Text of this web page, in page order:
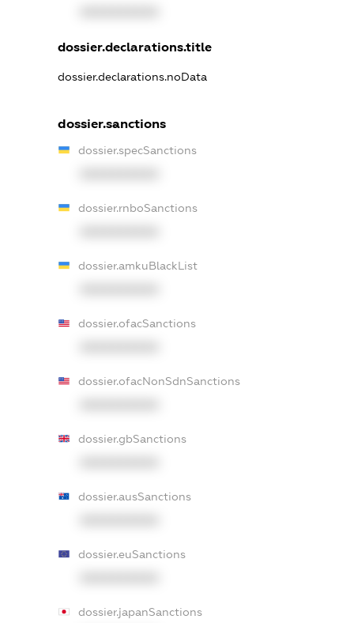
dossier.declarations.title
dossier.declarations.noData
dossier.sanctions
dossier.specSanctions
dossier.rnboSanctions
dossier.amkuBlackList
dossier.ofacSanctions
dossier.ofacNonSdnSanctions
dossier.gbSanctions
dossier.ausSanctions
dossier.euSanctions
dossier.japanSanctions